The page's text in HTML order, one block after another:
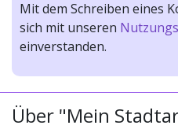
Mit dem Schreiben eines
sich mit unseren
einverstanden.
Über "Mein